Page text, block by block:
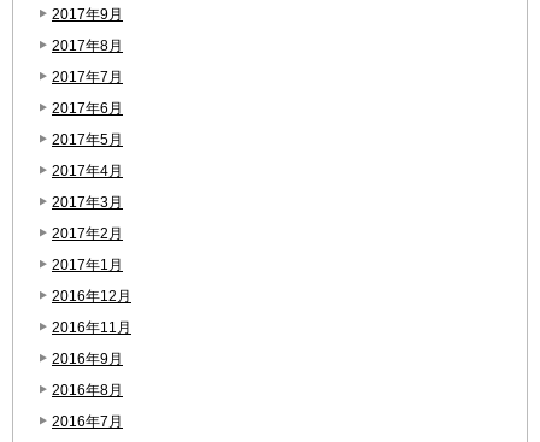
2017年9月
2017年8月
2017年7月
2017年6月
2017年5月
2017年4月
2017年3月
2017年2月
2017年1月
2016年12月
2016年11月
2016年9月
2016年8月
2016年7月